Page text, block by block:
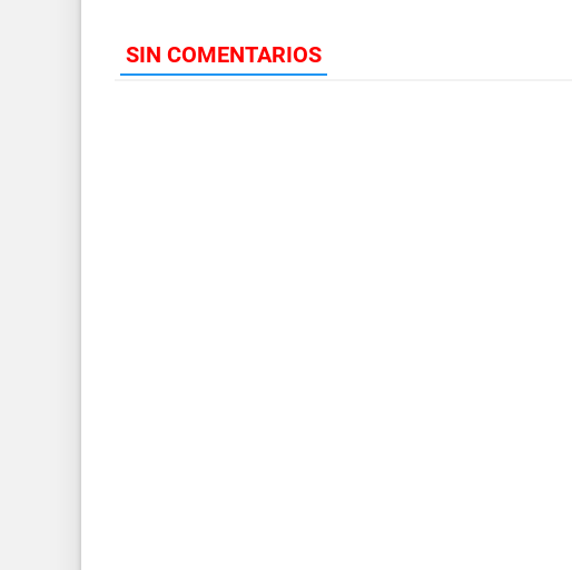
SIN COMENTARIOS